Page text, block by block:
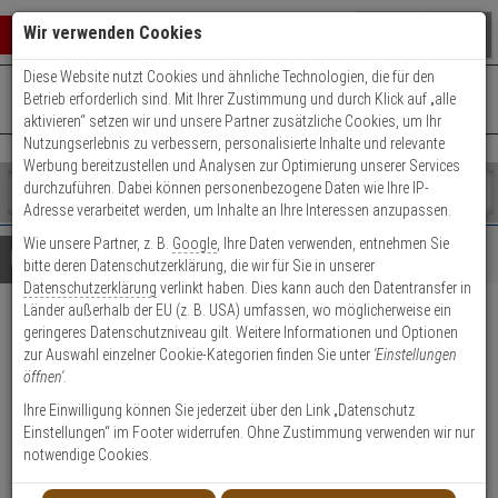
Warenkorb schließen
0 ARTIKEL IM WARENKORB
Ihr Warenkorb ist momentan leer.
Ergebnisse ()
Fertig
Shop
durchsuchen
Bitte
geben
Sie
mindestens
Zeichen
ein,
um
Suche
Es
wurde
noch
Kategorien
Suche
gestartet
+49 (0)821 899 493-0Mo. - Do.: 8:00 - 16:30 | Fr.: 8:00 - 14:00 Uhr
Kontaktservice nutzen
Details Beratung
Mobotix Mx-APP-VX-CON
Vaxtor App
Produktmerkmale
Datenblatt drucken
Wir verwenden Cookies
Diese Website nutzt Cookies und ähnliche Technologien, die für den
Betrieb erforderlich sind. Mit Ihrer Zustimmung und durch Klick auf „alle
aktivieren“ setzen wir und unsere Partner zusätzliche Cookies, um Ihr
Nutzungserlebnis zu verbessern, personalisierte Inhalte und relevante
Werbung bereitzustellen und Analysen zur Optimierung unserer Services
durchzuführen. Dabei können personenbezogene Daten wie Ihre IP-
Adresse verarbeitet werden, um Inhalte an Ihre Interessen anzupassen.
Wie unsere Partner, z. B. Google , Ihre Daten verwenden, entnehmen Sie
bitte deren Datenschutzerklärung, die wir für Sie in unserer
Datenschutzerklärung verlinkt haben. Dies kann auch den Datentransfer in
Länder außerhalb der EU (z. B. USA) umfassen, wo möglicherweise ein
geringeres Datenschutzniveau gilt. Weitere Informationen und Optionen
zur Auswahl einzelner Cookie-Kategorien finden Sie unter 'Einstellungen
öffnen'.
Ihre Einwilligung können Sie jederzeit über den Link „Datenschutz
Einstellungen“ im Footer widerrufen. Ohne Zustimmung verwenden wir nur
notwendige Cookies.